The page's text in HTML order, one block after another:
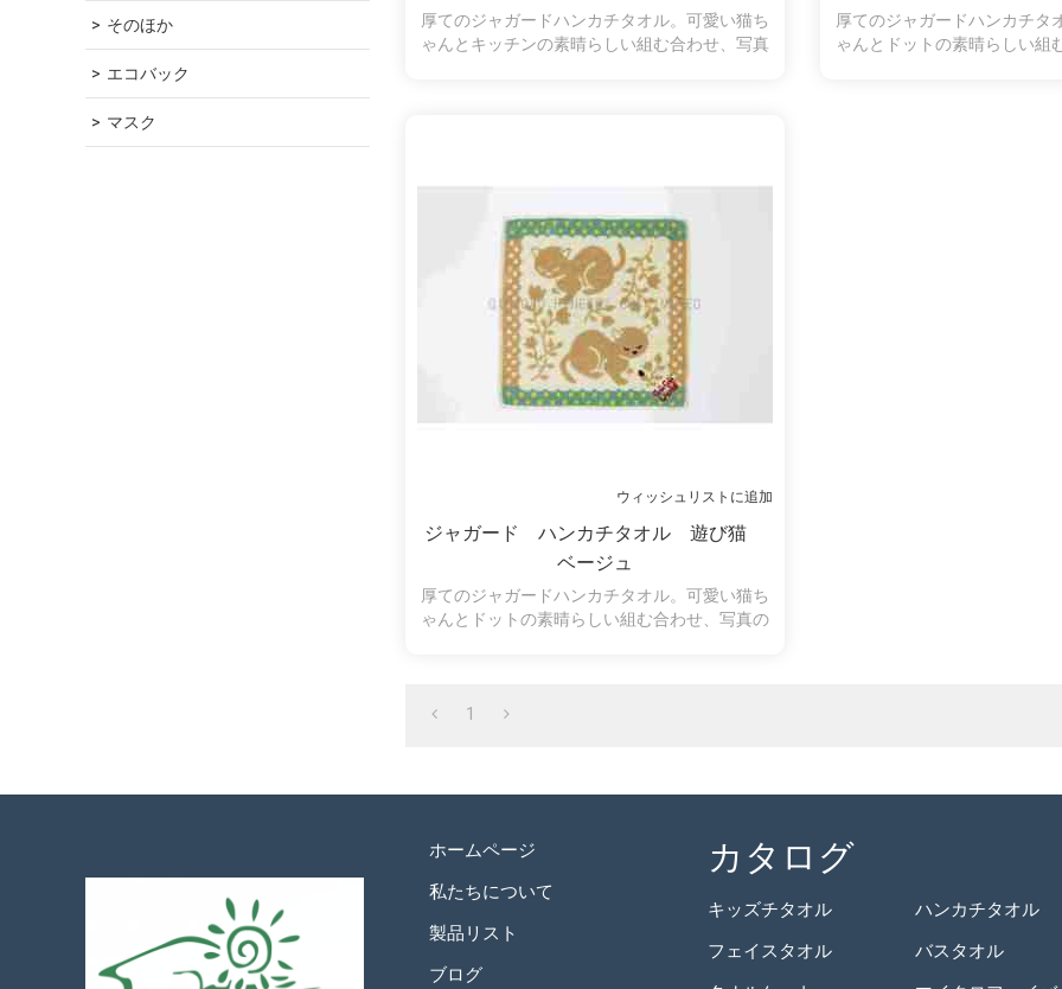
そのほか
エコバック
マスク
厚てのジャガードハンカチタオル。可愛い猫ち
ゃんとキッチンの素晴らしい組む合わせ、写真
厚てのジャガードハンカチタ
ゃんとドットの素晴らしい組
ウィッシュリストに追加
ジャガード ハンカチタオル 遊び猫
ベージュ
厚てのジャガードハンカチタオル。可愛い猫ち
ゃんとドットの素晴らしい組む合わせ、写真の
1
ホームページ
私たちについて
製品リスト
ブログ
カタログ
キッズチタオル
ハンカチタオル
フェイスタオル
バスタオル